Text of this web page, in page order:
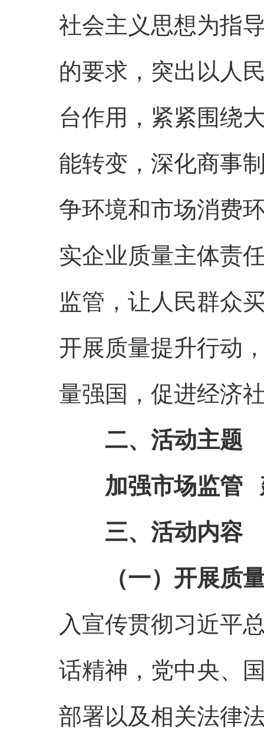
社会主义思想为指
的要求，突出以人
台作用，紧紧围绕
能转变，深化商事
争环境和市场消费
实企业质量主体责
监管，让人民群众
开展质量提升行动
量强国，促进经济
二、活动主题
加强市场监管
三、活动内容
（一）开展质
入宣传贯彻习近平
话精神，党中央、
部署以及相关法律